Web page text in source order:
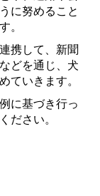
に努めること
。
携して、新聞
どを通じ、犬
ていきます。
に基づき行っ
ださい。